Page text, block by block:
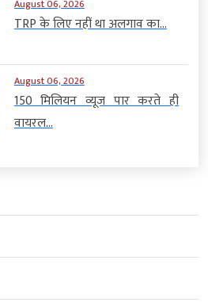
August 06, 2026
TRP के लिए नहीं था अलगाव का...
August 06, 2026
150 मिलियन व्यूज पार करते ही
वायरल...